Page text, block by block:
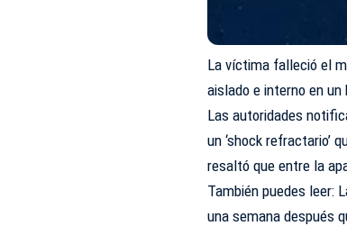
La víctima falleció el
aislado e interno en
Las autoridades
un ‘shock refractario’
resaltó que entre la
También puedes leer:
una semana después